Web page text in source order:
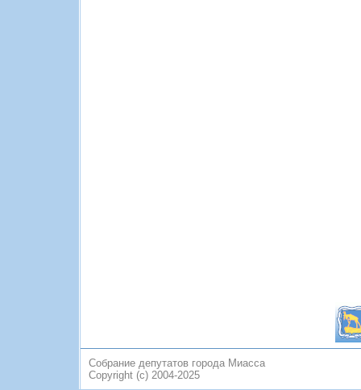
Собрание депутатов города Миасса
Copyright (c) 2004-2025